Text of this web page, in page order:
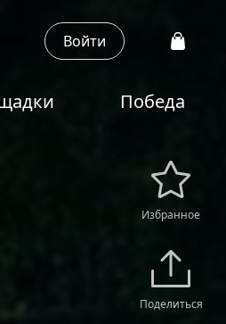
Войти
Победа
Избранное
Поделиться